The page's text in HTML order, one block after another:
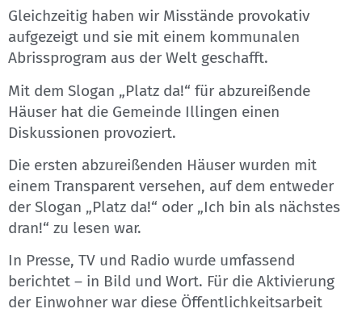
Gleichzeitig haben wir Misstände provokativ
aufgezeigt und sie mit einem kommunalen
Abrissprogram aus der Welt geschafft.
Mit dem Slogan „Platz da!“ für abzureißende
Häuser hat die Gemeinde Illingen einen
Diskussionen provoziert.
Die ersten abzureißenden Häuser wurden mit
einem Transparent versehen, auf dem entweder
der Slogan „Platz da!“ oder „Ich bin als nächstes
dran!“ zu lesen war.
In Presse, TV und Radio wurde umfassend
berichtet – in Bild und Wort. Für die Aktivierung
der Einwohner war diese Öffentlichkeitsarbeit